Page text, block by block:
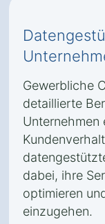
Gewerbliche
detaillierte
Unternehmen
dabei, ihre
optimieren
einzugehen.